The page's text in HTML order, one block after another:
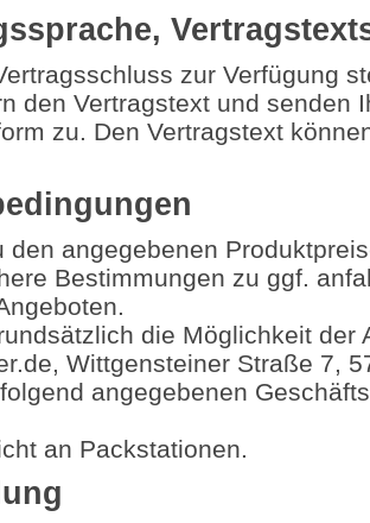
zur Verfügung
den Vertragstext und senden
zu. Den Vertragstext
den angegebenen
Bestimmungen zu ggf.
die Möglichkeit der
Wittgensteiner Straße 7,
angegebenen
an Packstationen.